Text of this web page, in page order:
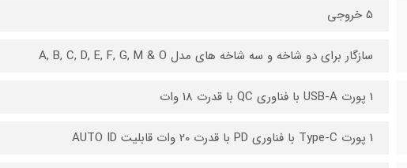
5 خروجی
سازگار برای دو شاخه و سه شاخه های مدل A, B, C, D, E, F, G, M & O
1 پورت USB-A با فناوری QC با قدرت 18 وات
1 پورت Type-C با فناوری PD با قدرت 20 وات قابلیت AUTO ID